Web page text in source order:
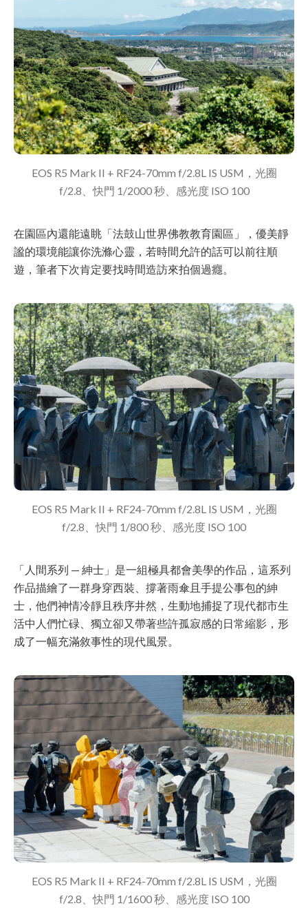
EOS R5 Mark II + RF24-70mm f/2.8L IS USM，光圈
f/2.8、快門 1/2000 秒、感光度 ISO 100
在園區內還能遠眺「法鼓山世界佛教教育園區」，優美靜
謐的環境能讓你洗滌心靈，若時間允許的話可以前往順
遊，筆者下次肯定要找時間造訪來拍個過癮。
EOS R5 Mark II + RF24-70mm f/2.8L IS USM，光圈
f/2.8、快門 1/800 秒、感光度 ISO 100
「人間系列 — 紳士」是一組極具都會美學的作品，這系列
作品描繪了一群身穿西裝、撐著雨傘且手提公事包的紳
士，他們神情冷靜且秩序井然，生動地捕捉了現代都市生
活中人們忙碌、獨立卻又帶著些許孤寂感的日常縮影，形
成了一幅充滿敘事性的現代風景。
EOS R5 Mark II + RF24-70mm f/2.8L IS USM，光圈
f/2.8、快門 1/1600 秒、感光度 ISO 100